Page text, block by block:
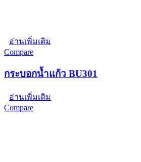
อ่านเพิ่มเติม
Compare
กระบอกน้ำแก้ว BU301
อ่านเพิ่มเติม
Compare